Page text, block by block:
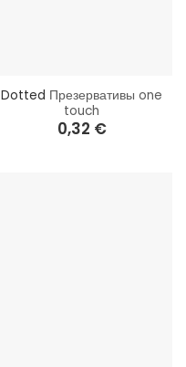
Dotted Презервативы one
touch
0,32 €